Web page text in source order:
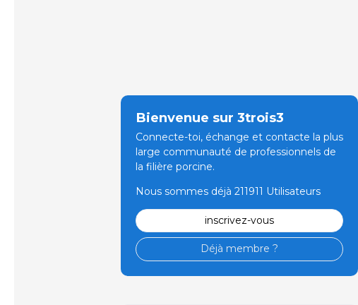
Bienvenue sur 3trois3
Connecte-toi, échange et contacte la plus
large communauté de professionnels de
la filière porcine.
Nous sommes déjà 211911 Utilisateurs
inscrivez-vous
Déjà membre ?